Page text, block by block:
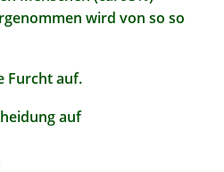
wird von so so
Furcht auf.
auf